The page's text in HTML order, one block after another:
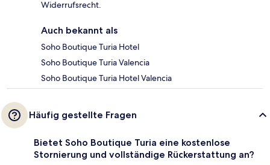
Widerrufsrecht.
Auch bekannt als
Soho Boutique Turia Hotel
Soho Boutique Turia Valencia
Soho Boutique Turia Hotel Valencia
Häufig gestellte Fragen
Bietet Soho Boutique Turia eine kostenlose
Stornierung und vollständige Rückerstattung an?